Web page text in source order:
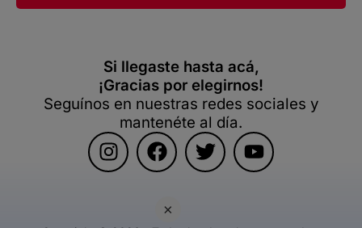
×
Si llegaste hasta acá,
¡Gracias por elegirnos!
Seguínos en nuestras redes sociales y
mantenéte al día.